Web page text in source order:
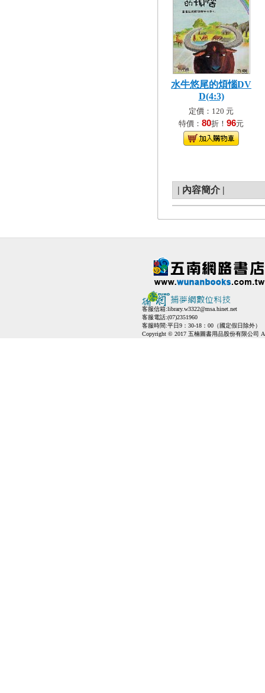
水牛悠尾的煩惱DV
D(4:3)
定價：120 元
特價： 80折！ 96元
| 內容簡介 |
客服信箱:library.w3322@msa.hinet.net
客服電話:(07)2351960
客服時間:平日9：30-18：00（國定假日除外）
Copyright © 2017 五楠圖書用品股份有限公司